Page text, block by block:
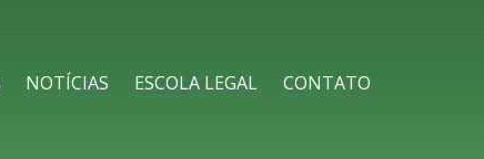
NOTÍCIAS ESCOLA LEGAL CONTATO